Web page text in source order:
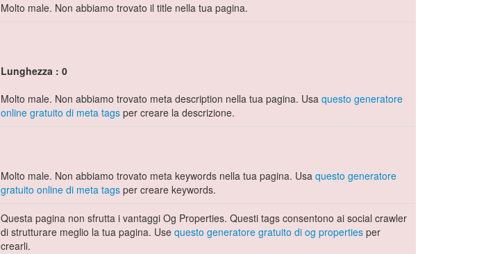
Molto male. Non abbiamo trovato il title nella tua pagina.
Lunghezza : 0
Molto male. Non abbiamo trovato meta description nella tua pagina. Usa questo generatore
online gratuito di meta tags per creare la descrizione.
Molto male. Non abbiamo trovato meta keywords nella tua pagina. Usa questo generatore
gratuito online di meta tags per creare keywords.
Questa pagina non sfrutta i vantaggi Og Properties. Questi tags consentono ai social crawler
di strutturare meglio la tua pagina. Use questo generatore gratuito di og properties per
crearli.